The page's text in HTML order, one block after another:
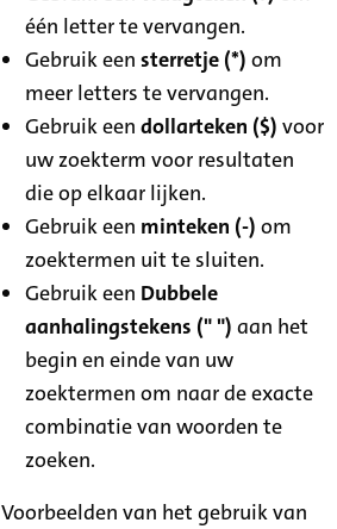
één letter te vervangen.
Gebruik eensterretje (*) om
meer letters te vervangen.
Gebruik eendollarteken ($) voor
uw zoekterm voor resultaten
die op elkaar lijken.
Gebruik een minteken (-) om
zoektermen uit te sluiten.
Gebruik een Dubbele
aanhalingstekens (" ") aan het
begin en einde van uw
zoektermen om naar de exacte
combinatie van woorden te
zoeken.
Voorbeelden van het gebruik van